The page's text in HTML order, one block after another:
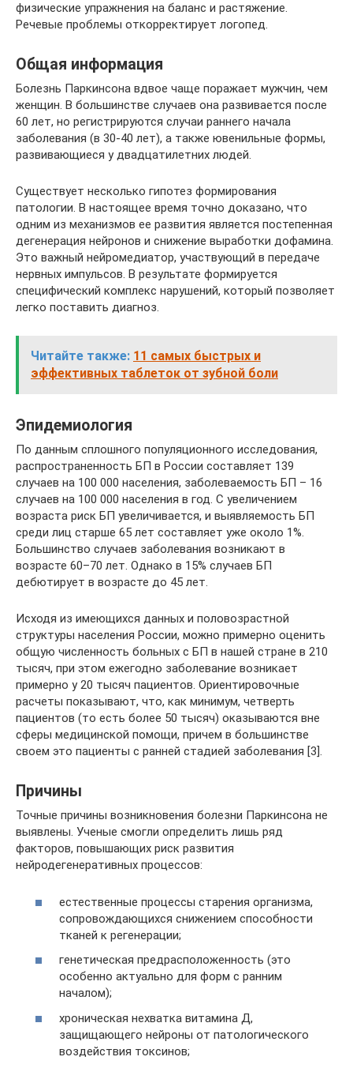
физические упражнения на баланс и растяжение.
Речевые проблемы откорректирует логопед.
Общая информация
Болезнь Паркинсона вдвое чаще поражает мужчин, чем
женщин. В большинстве случаев она развивается после
60 лет, но регистрируются случаи раннего начала
заболевания (в 30-40 лет), а также ювенильные формы,
развивающиеся у двадцатилетних людей.
Существует несколько гипотез формирования
патологии. В настоящее время точно доказано, что
одним из механизмов ее развития является постепенная
дегенерация нейронов и снижение выработки дофамина.
Это важный нейромедиатор, участвующий в передаче
нервных импульсов. В результате формируется
специфический комплекс нарушений, который позволяет
легко поставить диагноз.
Читайте также: 11 самых быстрых и
эффективных таблеток от зубной боли
Эпидемиология
По данным сплошного популяционного исследования,
распространенность БП в России составляет 139
случаев на 100 000 населения, заболеваемость БП – 16
случаев на 100 000 населения в год. С увеличением
возраста риск БП увеличивается, и выявляемость БП
среди лиц старше 65 лет составляет уже около 1%.
Большинство случаев заболевания возникают в
возрасте 60–70 лет. Однако в 15% случаев БП
дебютирует в возрасте до 45 лет.
Исходя из имеющихся данных и половозрастной
структуры населения России, можно примерно оценить
общую численность больных с БП в нашей стране в 210
тысяч, при этом ежегодно заболевание возникает
примерно у 20 тысяч пациентов. Ориентировочные
расчеты показывают, что, как минимум, четверть
пациентов (то есть более 50 тысяч) оказываются вне
сферы медицинской помощи, причем в большинстве
своем это пациенты с ранней стадией заболевания [3].
Причины
Точные причины возникновения болезни Паркинсона не
выявлены. Ученые смогли определить лишь ряд
факторов, повышающих риск развития
нейродегенеративных процессов:
естественные процессы старения организма,
сопровождающихся снижением способности
тканей к регенерации;
генетическая предрасположенность (это
особенно актуально для форм с ранним
началом);
хроническая нехватка витамина Д,
защищающего нейроны от патологического
воздействия токсинов;